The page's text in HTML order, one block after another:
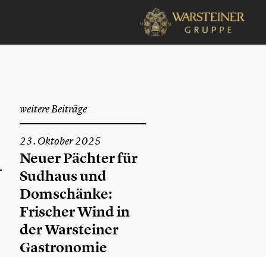
weitere Beiträge
23. Oktober 2025
Neuer Pächter für
Sudhaus und
Domschänke:
Frischer Wind in
der Warsteiner
Gastronomie